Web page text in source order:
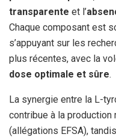
transparente et l’
Chaque composant est
s’appuyant sur les
plus récentes, avec la
dose optimale et sûre.
La synergie entre la L-
contribue à la production
(allégations EFSA),